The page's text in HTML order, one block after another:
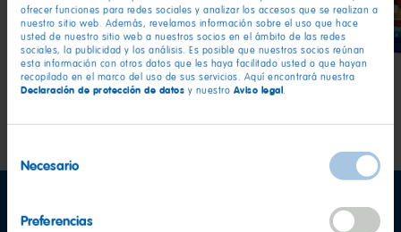
ofrecer funciones para redes sociales y analizar los accesos que se realizan a
nuestro sitio web. Además, revelamos información sobre el uso que hace
usted de nuestro sitio web a nuestros socios en el ámbito de las redes
sociales, la publicidad y los análisis. Es posible que nuestros socios reúnan
esta información con otros datos que les haya facilitado usted o que hayan
recopilado en el marco del uso de sus servicios. Aquí encontrará nuestra
Declaración de protección de datos y nuestro Aviso legal.
deNecesario
Preferencias